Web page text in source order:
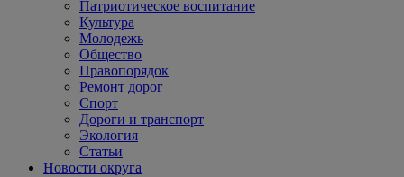
Патриотическое воспитание
Культура
Молодежь
Общество
Правопорядок
Ремонт дорог
Спорт
Дороги и транспорт
Экология
Статьи
Новости округа